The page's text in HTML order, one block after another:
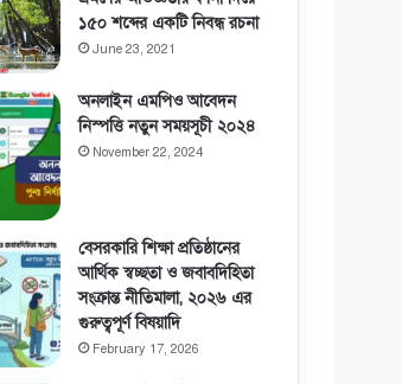
১৫০ শব্দের একটি নিবন্ধ রচনা
June 23, 2021
অনলাইন এমপিও আবেদন
নিস্পত্তি নতুন সময়সূচী ২০২৪
November 22, 2024
বেসরকারি শিক্ষা প্রতিষ্ঠানের
আর্থিক স্বচ্ছতা ও জবাবদিহিতা
সংক্রান্ত নীতিমালা, ২০২৬ এর
গুরুত্বপূর্ণ বিষয়াদি
February 17, 2026